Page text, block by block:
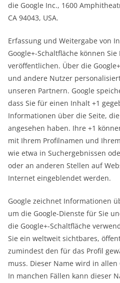
die Google Inc., 1600
CA 94043, USA.
Erfassung und Weitergabe von
Google+-Schaltfläche können
veröffentlichen. Über die
und andere Nutzer
unseren Partnern. Google
dass Sie für einen Inhalt +1
Informationen über die Seite,
angesehen haben. Ihre +1
mit Ihrem Profilnamen und
wie etwa in Suchergebnissen
oder an anderen Stellen auf
Internet eingeblendet werden.
Google zeichnet Informationen
um die Google-Dienste für Sie
die Google+-Schaltfläche
Sie ein weltweit sichtbares,
zumindest den für das Profil
muss. Dieser Name wird in
In manchen Fällen kann dieser